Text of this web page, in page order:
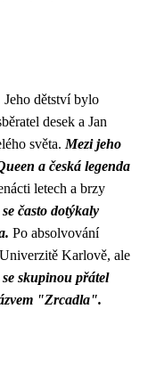
Jeho dětství bylo
desek a Jan
světa. Mezi jeho
a česká legenda
letech a brzy
často dotýkaly
Po absolvování
Karlově, ale
skupinou přátel
"Zrcadla".